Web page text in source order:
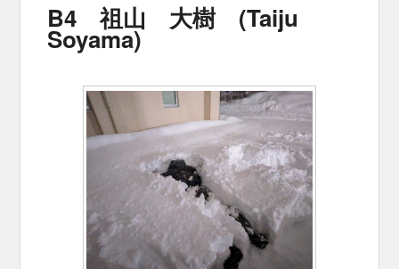
B4 祖山 大樹 (Taiju
Soyama)